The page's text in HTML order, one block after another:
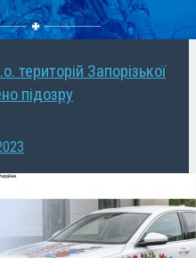
територій Запорізької
підозру